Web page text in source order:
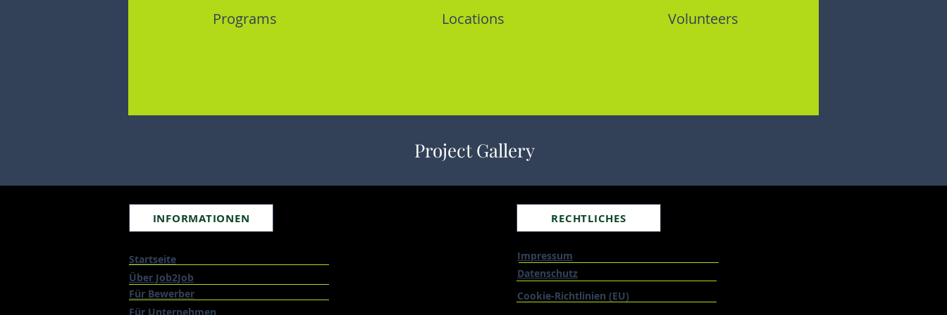
Programs Locations Volunteers
Project Gallery
INFORMATIONEN
Startseite
Über Job2Job
Für Bewerber
Für Unternehmen
RECHTLICHES
Impressum
Datenschutz
Cookie-Richtlinien (EU)